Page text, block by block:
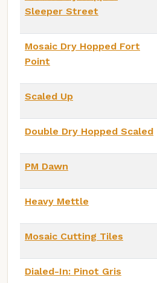
Sleeper Street
Mosaic Dry Hopped Fort
Point
Scaled Up
Double Dry Hopped Scaled
PM Dawn
Heavy Mettle
Mosaic Cutting Tiles
Dialed-In: Pinot Gris